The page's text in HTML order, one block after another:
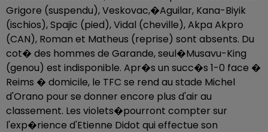
Grigore (suspendu), Veskovac,�Aguilar, Kana-Biyik
(ischios), Spajic (pied), Vidal (cheville), Akpa Akpro
(CAN), Roman et Matheus (reprise) sont absents. Du
cot� des hommes de Garande, seul�Musavu-King
(genou) est indisponible. Apr�s un succ�s 1-0 face �
Reims � domicile, le TFC se rend au stade Michel
d'Orano pour se donner encore plus d'air au
classement. Les violets�pourront compter sur
l'exp�rience d'Etienne Didot qui effectue son